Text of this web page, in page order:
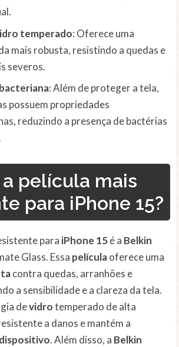
temperado: Oferece uma
mais robusta, resistindo a quedas e
severos.
: Além de proteger a tela,
possuem propriedades
reduzindo a presença de bactérias
a película mais
para iPhone 15?
para iPhone 15é a Belkin
Glass. Essa películaoferece uma
contra quedas, arranhões e
a sensibilidade e a clareza da tela.
devidrotemperado de alta
a danos e mantém a
dispositivo. Além disso, a Belkin